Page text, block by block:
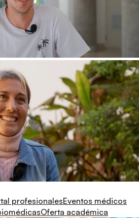
profesionalesEventos médicos
Oferta académica